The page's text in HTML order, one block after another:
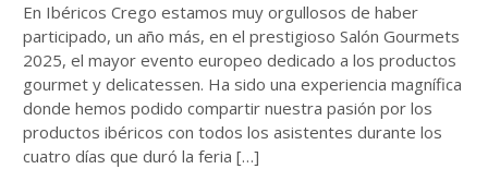
En Ibéricos Crego estamos muy orgullosos de haber
participado, un año más, en el prestigioso Salón Gourmets
2025, el mayor evento europeo dedicado a los productos
gourmet y delicatessen. Ha sido una experiencia magnífica
donde hemos podido compartir nuestra pasión por los
productos ibéricos con todos los asistentes durante los
cuatro días que duró la feria […]